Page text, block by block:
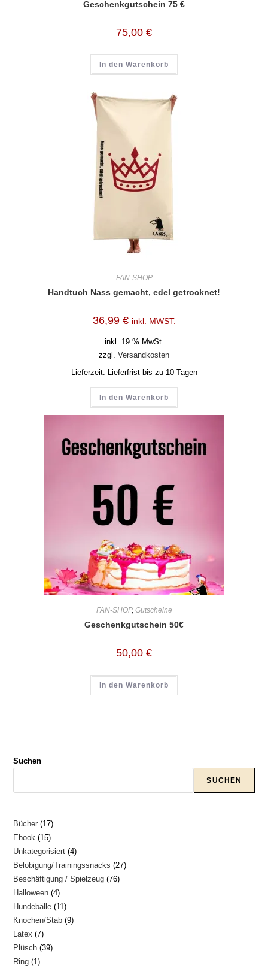
Geschenkgutschein 75 €
75,00 €
In den Warenkorb
FAN-SHOP
Handtuch Nass gemacht, edel getrocknet!
36,99 € inkl. MWST.
inkl. 19 % MwSt.
zzgl. Versandkosten
Lieferzeit: Lieferfrist bis zu 10 Tagen
In den Warenkorb
FAN-SHOP, Gutscheine
Geschenkgutschein 50€
50,00 €
In den Warenkorb
Suchen
SUCHEN
Bücher 1717
Produkte
Ebook 1515
Produkte
Unkategorisiert 44
Produkte
Belobigung/Trainingssnacks 2727
Beschäftigung / Spielzeug 7676
Halloween 44
Produkte
Hundebälle 1111
Produkte
Knochen/Stab 99
Latex 77
Produkte
Plüsch 3939
Ring 11